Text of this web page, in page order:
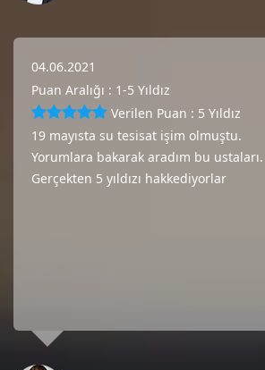
04.06.2021
Puan Aralığı : 1-5 Yıldız
Verilen Puan : 5 Yıldız
19 mayısta su tesisat işim olmuştu.
Yorumlara bakarak aradım bu ustaları.
Gerçekten 5 yıldızı hakkediyorlar